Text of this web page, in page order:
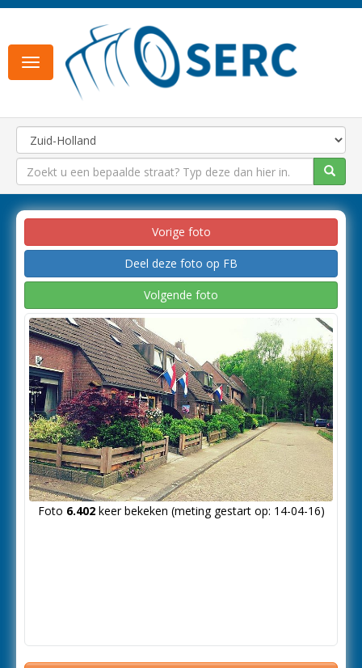
Toggle
navigation
Vorige foto
Deel deze foto op FB
Volgende foto
Foto 6.402keer bekeken (meting gestart op: 14-04-16)